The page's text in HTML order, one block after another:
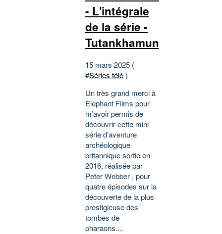
- L'intégrale
de la série -
Tutankhamun
15 mars 2025 (
#Séries télé)
Un très grand merci à
Elephant Films pour
m’avoir permis de
découvrir cette mini
série d’aventure
archéologique
britannique sortie en
2016, réalisée par
Peter Webber , pour
quatre épisodes sur la
découverte de la plus
prestigieuse des
tombes de
pharaons....